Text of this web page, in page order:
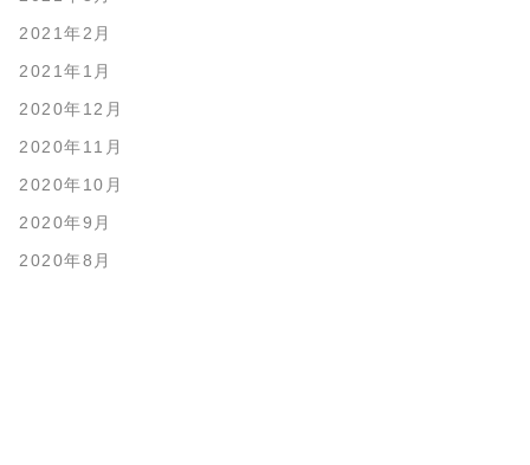
2021年2月
2021年1月
2020年12月
2020年11月
2020年10月
2020年9月
2020年8月